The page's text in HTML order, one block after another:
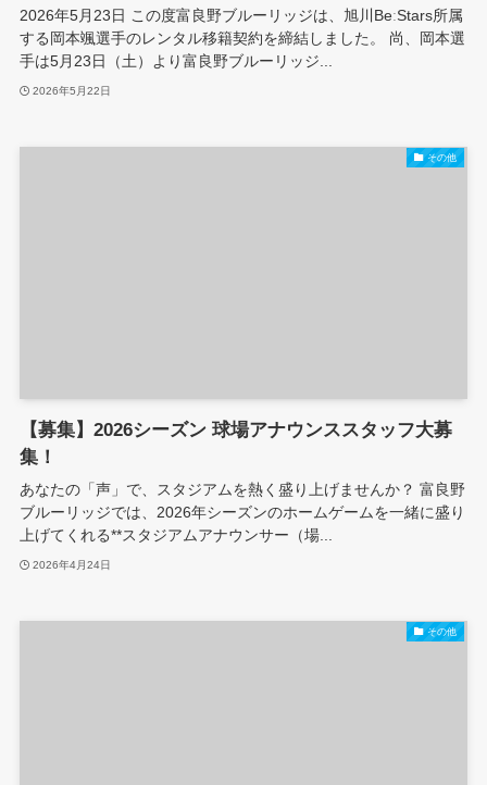
2026年5月23日 この度富良野ブルーリッジは、旭川BeːStars所属
する岡本颯選手のレンタル移籍契約を締結しました。 尚、岡本選
手は5月23日（土）より富良野ブルーリッジ...
2026年5月22日
その他
【募集】2026シーズン 球場アナウンススタッフ大募
集！
あなたの「声」で、スタジアムを熱く盛り上げませんか？ 富良野
ブルーリッジでは、2026年シーズンのホームゲームを一緒に盛り
上げてくれる**スタジアムアナウンサー（場...
2026年4月24日
その他